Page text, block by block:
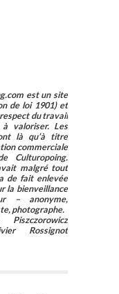
est un site
de loi 1901) et
du travail
valoriser. Les
là qu’à titre
commerciale
Culturopoing.
malgré tout
de fait enlevée
la bienveillance
– anonyme,
photographe.
Rossignot